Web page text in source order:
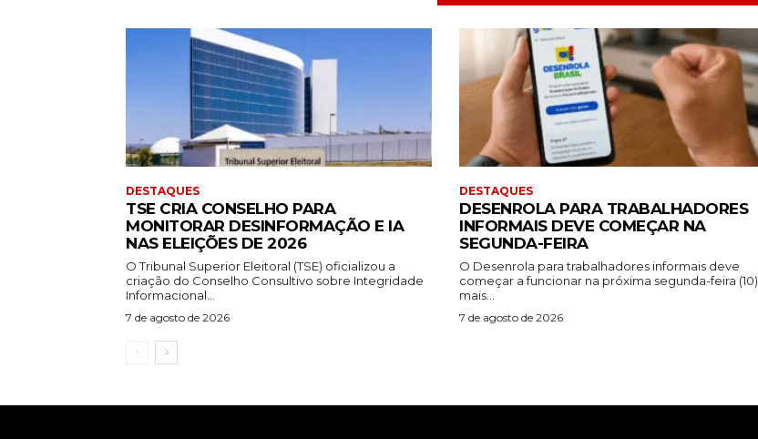
DESTAQUES
TSE CRIA CONSELHO PARA
MONITORAR DESINFORMAÇÃO E IA
NAS ELEIÇÕES DE 2026
O Tribunal Superior Eleitoral (TSE) oficializou a
criação do Conselho Consultivo sobre Integridade
Informacional...
7 de agosto de 2026
DESTAQUES
DESENROLA PARA TRABALHADORES
INFORMAIS DEVE COMEÇAR NA
SEGUNDA-FEIRA
O Desenrola para trabalhadores informais deve
começar a funcionar na próxima segunda-feira (10),
mais...
7 de agosto de 2026